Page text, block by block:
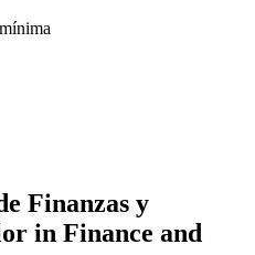
Finanzas y
in Finance and